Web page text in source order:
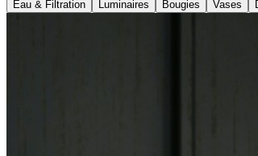
Eau & Filtration Luminaires Bougies Vases